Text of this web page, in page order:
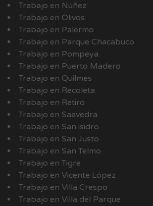
Trabajo en Núñez
Trabajo en Olivos
Trabajo en Palermo
Trabajo en Parque Chacabuco
Trabajo en Pompeya
Trabajo en Puerto Madero
Trabajo en Quilmes
Trabajo en Recoleta
Trabajo en Retiro
Trabajo en Saavedra
Trabajo en San isidro
Trabajo en San Justo
Trabajo en San Telmo
Trabajo en Tigre
Trabajo en Vicente López
Trabajo en Villa Crespo
Trabajo en Villa del Parque